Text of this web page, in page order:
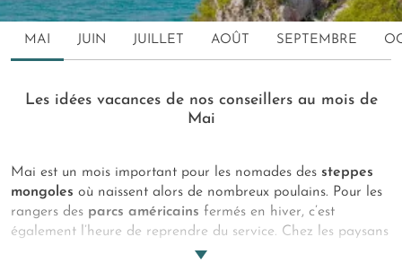
MAI JUIN JUILLET AOÛT SEPTEMBRE
Les idées vacances de nos conseillers au mois de
Mai
Mai est un mois important pour les nomades des steppes
mongoles où naissent alors de nombreux poulains. Pour les
rangers des parcs américains fermés en hiver, c’est
également l’heure de reprendre du service. Chez les paysans
rizières